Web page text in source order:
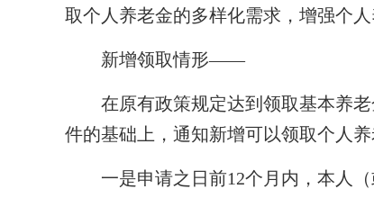
取个人养老金的多样化需求，增强个人
新增领取情形——
在原有政策规定达到领取基本养老
件的基础上，通知新增可以领取个人养
一是申请之日前12个月内，本人（